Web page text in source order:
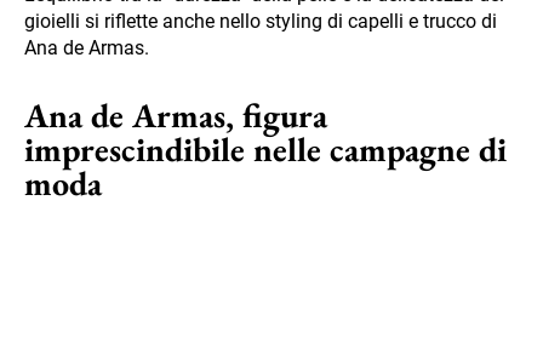
gioielli si riflette anche nello styling di capelli e trucco di
Ana de Armas.
Ana de Armas, figura
imprescindibile nelle campagne di
moda